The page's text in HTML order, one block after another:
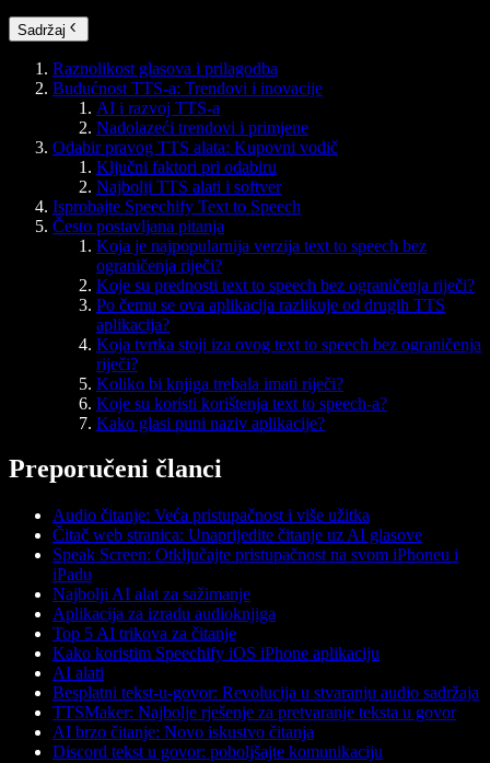
Sadržaj
Raznolikost glasova i prilagodba
Budućnost TTS-a: Trendovi i inovacije
AI i razvoj TTS-a
Nadolazeći trendovi i primjene
Odabir pravog TTS alata: Kupovni vodič
Ključni faktori pri odabiru
Najbolji TTS alati i softver
Isprobajte Speechify Text to Speech
Često postavljana pitanja
Koja je najpopularnija verzija text to speech bez
ograničenja riječi?
Koje su prednosti text to speech bez ograničenja riječi?
Po čemu se ova aplikacija razlikuje od drugih TTS
aplikacija?
Koja tvrtka stoji iza ovog text to speech bez ograničenja
riječi?
Koliko bi knjiga trebala imati riječi?
Koje su koristi korištenja text to speech-a?
Kako glasi puni naziv aplikacije?
Preporučeni članci
Audio čitanje: Veća pristupačnost i više užitka
Čitač web stranica: Unaprijedite čitanje uz AI glasove
Speak Screen: Otključajte pristupačnost na svom iPhoneu i
iPadu
Najbolji AI alat za sažimanje
Aplikacija za izradu audioknjiga
Top 5 AI trikova za čitanje
Kako koristim Speechify iOS iPhone aplikaciju
AI alati
Besplatni tekst-u-govor: Revolucija u stvaranju audio sadržaja
TTSMaker: Najbolje rješenje za pretvaranje teksta u govor
AI brzo čitanje: Novo iskustvo čitanja
Discord tekst u govor: poboljšajte komunikaciju